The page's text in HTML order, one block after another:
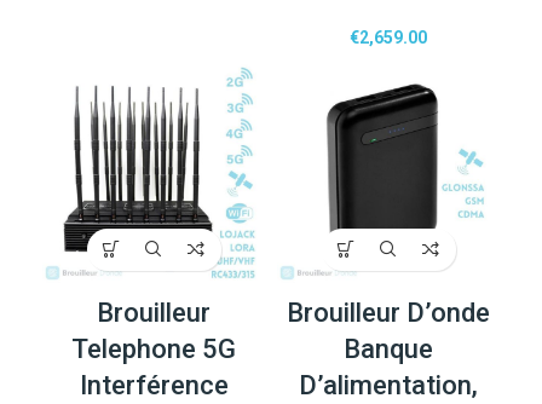
€2,659.00
Brouilleur
Telephone 5G
Interférence
Brouilleur D’onde
Banque
D’alimentation,